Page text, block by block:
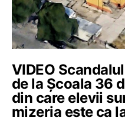
VIDEO
de la Școala 36
din care elevii
mizeria este ca